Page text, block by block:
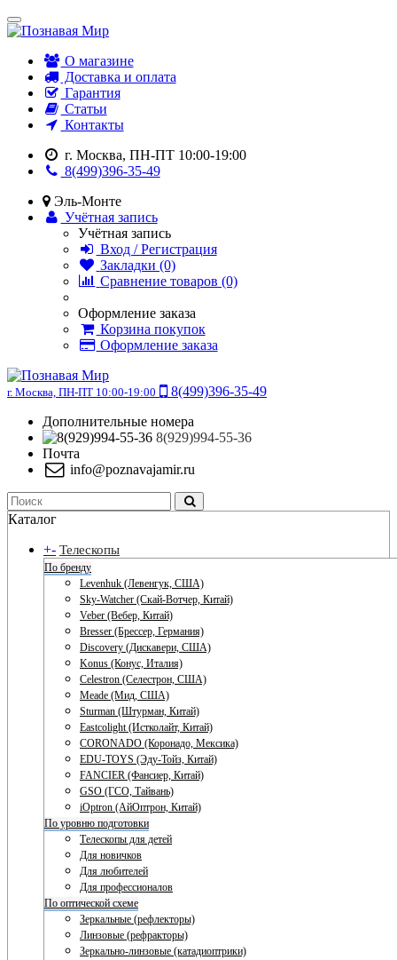
О магазине
Доставка и оплата
Гарантия
Статьи
Контакты
г. Москва, ПН-ПТ 10:00-19:00
8(499)396-35-49
Эль-Монте
Учётная запись
Учётная запись
Вход / Регистрация
Закладки (0)
Сравнение товаров (0)
Оформление заказа
Корзина покупок
Оформление заказа
г. Москва, ПН-ПТ 10:00-19:00
8(499)396-35-49
Дополнительные номера
8(929)994-55-36
Почта
info@poznavajamir.ru
Каталог
+- Телескопы
По бренду
Levenhuk (Левенгук, США)
Sky-Watcher (Скай-Вотчер, Китай)
Veber (Вебер, Китай)
Bresser (Брессер, Германия)
Discovery (Дискавери, США)
Konus (Конус, Италия)
Celestron (Селестрон, США)
Meade (Мид, США)
Sturman (Штурман, Китай)
Eastcolight (Истколайт, Китай)
CORONADO (Коронадо, Мексика)
EDU-TOYS (Эду-Тойз, Китай)
FANCIER (Фансиер, Китай)
GSO (ГСО, Тайвань)
iOptron (АйОптрон, Китай)
По уровню подготовки
Телескопы для детей
Для новичков
Для любителей
Для профессионалов
По оптической схеме
Зеркальные (рефлекторы)
Линзовые (рефракторы)
Зеркально-линзовые (катадиоптрики)